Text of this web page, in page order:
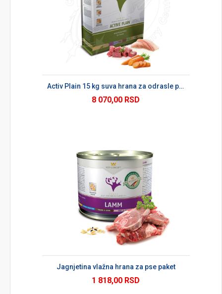
Activ Plain 15 kg suva hrana za odrasle pse
8 070,00 RSD
Jagnjetina vlažna hrana za pse paket
1 818,00 RSD